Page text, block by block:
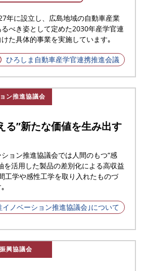
年に設立し、広島地域の自動車産業
べき姿として定めた2030年産学官連
た具体的事業を実施しています｡
ひろしま自動車産学官連携推進会議
ン推進協議会
る”新たな価値を生み出す
ョン推進協議会では人間のもつ“感
を活用した製品の差別化による高収益
工学や感性工学を取り入れたものづ
イノベーション推進協議会｣について
興協議会